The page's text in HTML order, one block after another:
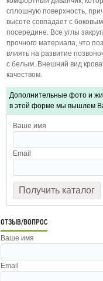
сплошную поверхность,
высоте совпадает с
посередине. Все углы
прочного материала, что
влиять на развитие
с белым. Внешний вид
качеством.
Дополнительные фото и
в этой форме мы вышлем
Ваше имя
Email
ОТЗЫВ/ВОПРОС
Ваше имя
Email